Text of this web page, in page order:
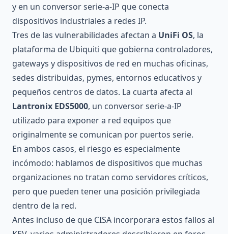
y en un conversor serie-a-IP que conecta
dispositivos industriales a redes IP.
Tres de las vulnerabilidades afectan a UniFi OS, la
plataforma de Ubiquiti que gobierna controladores,
gateways y dispositivos de red en muchas oficinas,
sedes distribuidas, pymes, entornos educativos y
pequeños centros de datos. La cuarta afecta al
Lantronix EDS5000, un conversor serie-a-IP
utilizado para exponer a red equipos que
originalmente se comunican por puertos serie.
En ambos casos, el riesgo es especialmente
incómodo: hablamos de dispositivos que muchas
organizaciones no tratan como servidores críticos,
pero que pueden tener una posición privilegiada
dentro de la red.
Antes incluso de que CISA incorporara estos fallos al